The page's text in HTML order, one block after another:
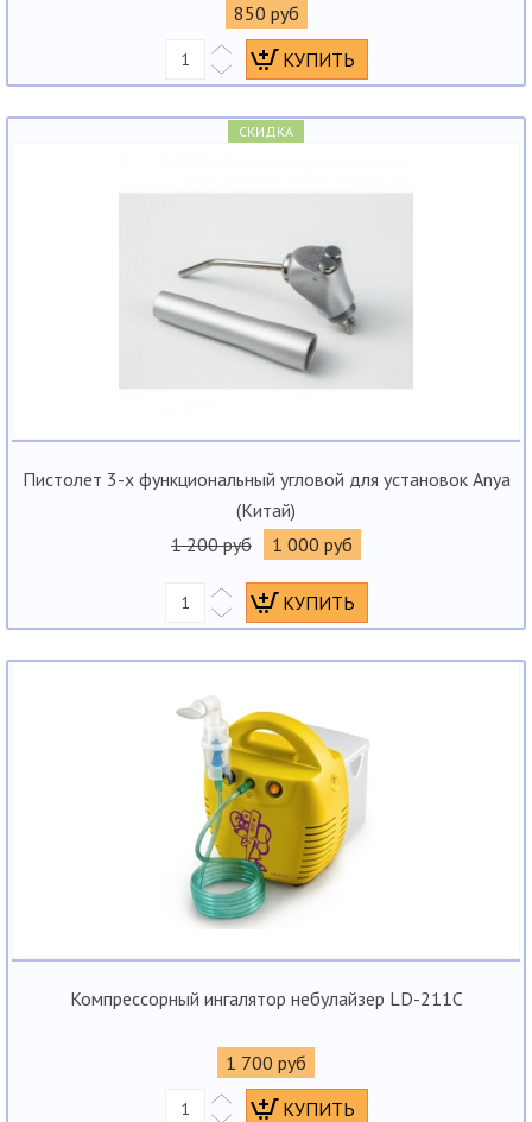
850 руб
СКИДКА
Пистолет 3-х функциональный угловой для установок Anya
(Китай)
1 200 руб
1 000 руб
Компрессорный ингалятор небулайзер LD-211C
1 700 руб